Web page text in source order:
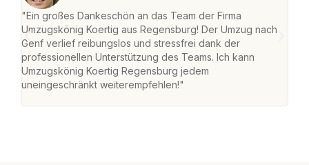
"Ein großes Dankeschön an das Team der Firma
Umzugskönig Koertig aus Regensburg! Der Umzug nach
Genf verlief reibungslos und stressfrei dank der
professionellen Unterstützung des Teams. Ich kann
Umzugskönig Koertig Regensburg jedem
uneingeschränkt weiterempfehlen!"